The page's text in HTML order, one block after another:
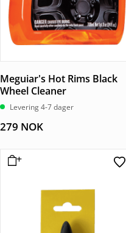
Meguiar's Hot Rims Black
Wheel Cleaner
Levering 4-7 dager
279 NOK